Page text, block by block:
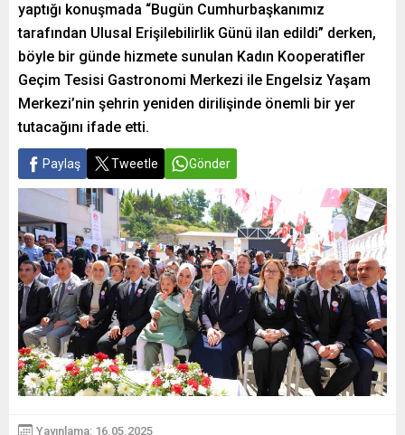
yaptığı konuşmada “Bugün Cumhurbaşkanımız
tarafından Ulusal Erişilebilirlik Günü ilan edildi” derken,
böyle bir günde hizmete sunulan Kadın Kooperatifler
Geçim Tesisi Gastronomi Merkezi ile Engelsiz Yaşam
Merkezi’nin şehrin yeniden dirilişinde önemli bir yer
tutacağını ifade etti.
Paylaş Tweetle Gönder
Yayınlama: 16.05.2025